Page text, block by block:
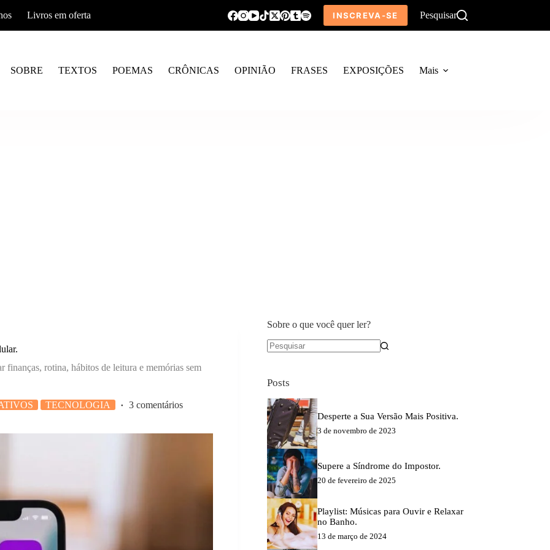
Livros em oferta INSCREVA-SE Pesquisar
SOBRE TEXTOS POEMAS CRÔNICAS OPINIÃO FRASES EXPOSIÇÕES Mais
finanças, rotina, hábitos de leitura e memórias sem
TECNOLOGIA 3 comentários
Sobre o que você quer ler?
Posts
Desperte a Sua Versão Mais Positiva.
3 de novembro de 2023
Supere a Síndrome do Impostor.
20 de fevereiro de 2025
Playlist: Músicas para Ouvir e Relaxar
no Banho.
13 de março de 2024